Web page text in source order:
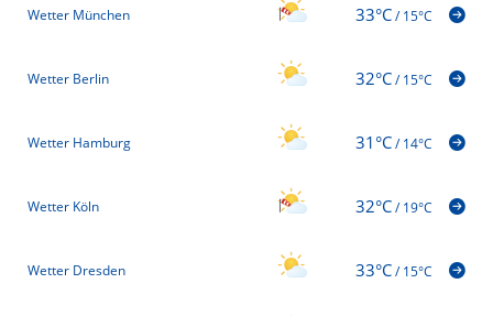
Wetter München 33°C/15°C
Wetter Berlin 32°C/15°C
Wetter Hamburg 31°C/14°C
Wetter Köln 32°C/19°C
Wetter Dresden 33°C/15°C